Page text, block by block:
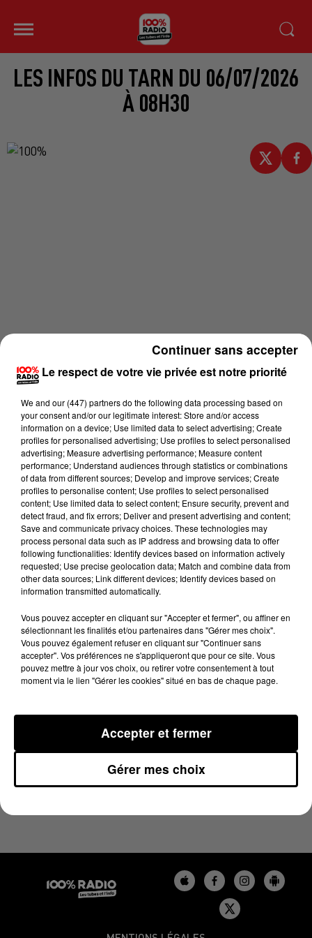
LES INFOS DU TARN DU 06/07/2026
À 08H30
Lecture (4 min 17 sec)
100%
6 juillet 2026 - 4 min 17 sec
LES INFOS DU TARN DU 06/07/2026 À 08H30
Le respect de votre vie privée est notre priorité
We and our (447) partnersdo the following data processing based on
your consent and/or our legitimate interest: Store and/or access
information on a device; Use limited data to select advertising; Create
profiles for personalised advertising; Use profiles to select personalised
advertising; Measure advertising performance; Measure content
performance; Understand audiences through statistics or combinations
of data from different sources; Develop and improve services; Create
profiles to personalise content; Use profiles to select personalised
content; Use limited data to select content; Ensure security, prevent and
detect fraud, and fix errors; Deliver and present advertising and content;
Save and communicate privacy choices. These technologies may
process personal data such as IP address and browsing data to offer
following functionalities: Identify devices based on information actively
requested; Use precise geolocation data; Match and combine data from
other data sources; Link different devices; Identify devices based on
information transmitted automatically.
Vous pouvez accepter en cliquant sur "Accepter et fermer", ou affiner en
sélectionnant les finalités et/ou partenaires dans "Gérer mes choix".
Vous pouvez également refuser en cliquant sur "Continuer sans
accepter". Vos préférences ne s'appliqueront que pour ce site. Vous
pouvez mettre à jour vos choix, ou retirer votre consentement à tout
moment via le lien "Gérer les cookies" situé en bas de chaque page.
Gérer mes choix
Accepter et fermer
Continuer sans accepter